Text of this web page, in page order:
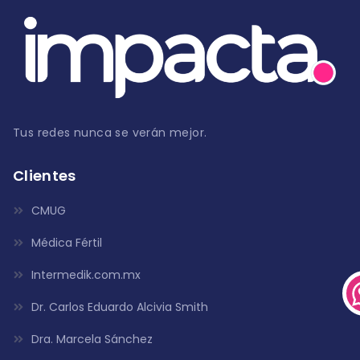
Tus redes nunca se verán mejor.
Clientes
CMUG
Médica Fértil
Intermedik.com.mx
Dr. Carlos Eduardo Alcivia Smith
Dra. Marcela Sánchez